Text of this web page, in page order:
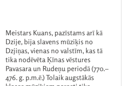
Meistars Kuans, pazīstams arī kā
Dzije, bija slavens mūziķis no
Dzjiņas, vienas no valstīm, kas tā
tika nodēvēta Ķīnas vēstures
Pavasara un Rudeņu periodā (770.–
476. g. p.m.ē.) Tolaik augstākās